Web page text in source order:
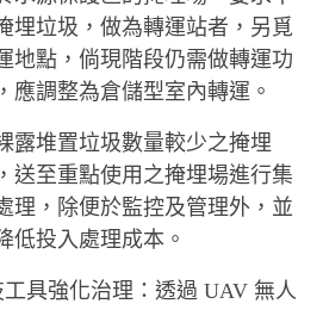
埋垃圾，做為轉運站者，另覓
地點，倘現階段仍需做轉運功
應調整為倉儲型室內轉運。
露堆置垃圾數量較少之掩埋
送至重點使用之掩埋場進行集
理，除便於監控及管理外，並
低投入處理成本。
工具強化治理：透過 UAV 無人